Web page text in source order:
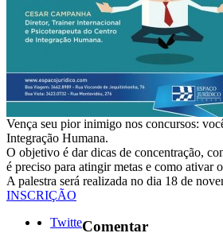
Vença seu pior inimigo nos concursos:
Integração Humana.
O objetivo é dar dicas de concentração,
é preciso para atingir metas e como ativar
A palestra será realizada no dia 18 de
INSCRIÇÃO
TwitteComentar